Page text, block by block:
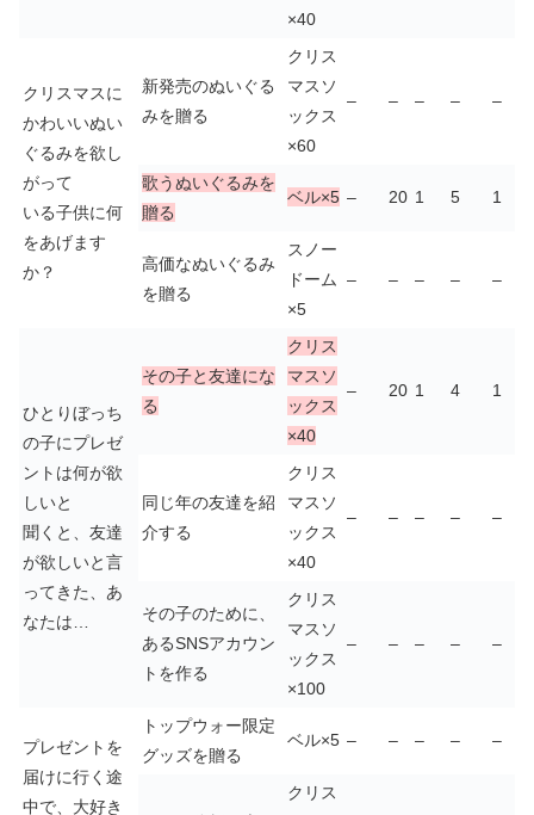
×40
クリスマスに
かわいいぬい
ぐるみを欲し
がって
いる子供に何
をあげます
か？
新発売のぬいぐる
みを贈る
クリス
マスソ
ックス
×60
– – – – –
歌うぬいぐるみを
贈る
ベル×5 – 20 1 5 1
高価なぬいぐるみ
を贈る
スノー
ドーム
×5
– – – – –
ひとりぼっち
の子にプレゼ
ントは何が欲
しいと
聞くと、友達
が欲しいと言
ってきた、あ
なたは…
その子と友達にな
る
クリス
マスソ
ックス
×40
– 20 1 4 1
同じ年の友達を紹
介する
クリス
マスソ
ックス
×40
– – – – –
その子のために、
あるSNSアカウン
トを作る
クリス
マスソ
ックス
×100
– – – – –
プレゼントを
届けに行く途
中で、大好き
トップウォー限定
グッズを贈る
ベル×5 – – – – –
クリス